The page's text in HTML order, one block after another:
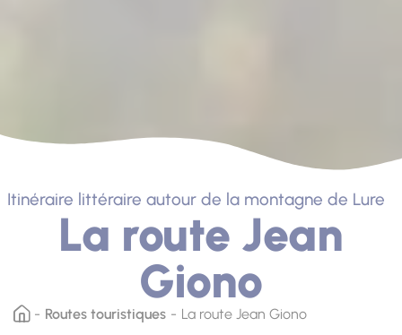
La route Jean
Giono
Itinéraire littéraire autour de la montagne de Lure
Routes touristiques La route Jean Giono